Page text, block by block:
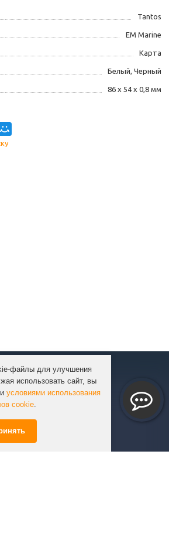
файлы для улучшения
использовать сайт, вы
условиями использования
cookie.
Tantos
EM Marine
Карта
Белый, Черный
86 x 54 x 0,8 мм
КОМПАНИЯ
КАТАЛОГ
УСЛУГИ
ИНФОРМАЦИЯ